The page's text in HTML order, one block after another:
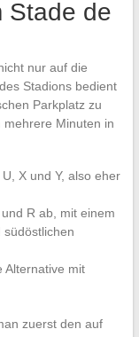
Stade de
nur auf die
Stadions bedient
Parkplatz zu
Minuten in
X und Y, also eher
R ab, mit einem
Alternative mit
zuerst den auf